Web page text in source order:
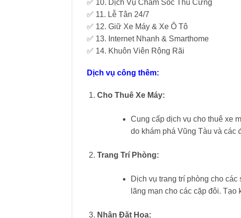
✅ 10. Dịch Vụ Chăm Sóc Thú Cưng
✅ 11. Lễ Tân 24/7
✅ 12. Giữ Xe Máy & Xe Ô Tô
✅ 13. Internet Nhanh & Smarthome
✅ 14. Khuôn Viên Rộng Rãi
Dịch vụ công thêm:
Cho Thuê Xe Máy:
Cung cấp dịch vụ cho thuê xe
do khám phá Vũng Tàu và các
Trang Trí Phòng:
Dịch vụ trang trí phòng cho
lãng mạn cho các cặp đôi.
Nhận Đặt Hoa: